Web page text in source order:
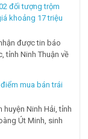
đối tượng trộm
khoảng 17 triệu
được tin báo
tỉnh Ninh Thuận về
mua bán trái
huyện Ninh Hải, tỉnh
Út Minh, sinh